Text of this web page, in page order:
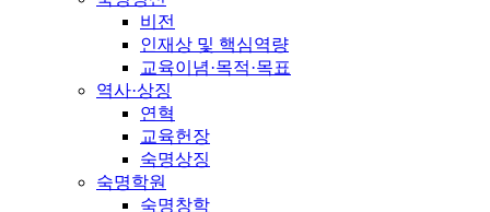
비전
인재상 및 핵심역량
교육이념·목적·목표
역사·상징
연혁
교육헌장
숙명상징
숙명학원
숙명창학